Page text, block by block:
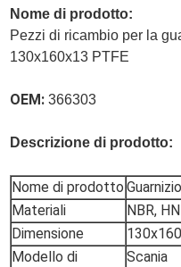
Nome di prodotto:
Pezzi di ricambio per la
130x160x13 PTFE
OEM: 366303
Descrizione di prodotto:
Nome di prodotto
Materiali
NBR,
Dimensione
Modello di
Scania